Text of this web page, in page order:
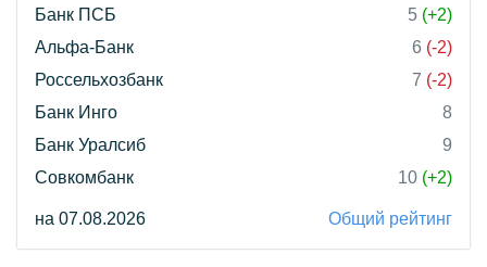
Банк ПСБ
5 (+2)
Альфа-Банк
6 (-2)
Россельхозбанк
7 (-2)
Банк Инго
8
Банк Уралсиб
9
Совкомбанк
10 (+2)
на 07.08.2026 Общий рейтинг